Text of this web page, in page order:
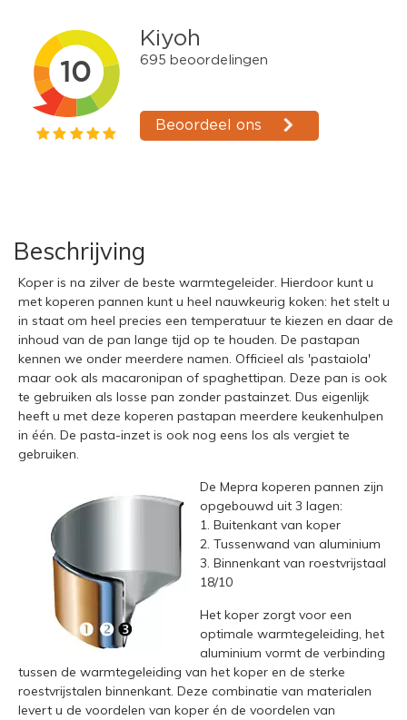
Beschrijving
Koper is na zilver de beste warmtegeleider. Hierdoor kunt u
met koperen pannen kunt u heel nauwkeurig koken: het stelt u
in staat om heel precies een temperatuur te kiezen en daar de
inhoud van de pan lange tijd op te houden. De pastapan
kennen we onder meerdere namen. Officieel als 'pastaiola'
maar ook als macaronipan of spaghettipan. Deze pan is ook
te gebruiken als losse pan zonder pastainzet. Dus eigenlijk
heeft u met deze koperen pastapan meerdere keukenhulpen
in één. De pasta-inzet is ook nog eens los als vergiet te
gebruiken.
De Mepra koperen pannen zijn
opgebouwd uit 3 lagen:
1. Buitenkant van koper
2. Tussenwand van aluminium
3. Binnenkant van roestvrijstaal
18/10
Het koper zorgt voor een
optimale warmtegeleiding, het
aluminium vormt de verbinding
tussen de warmtegeleiding van het koper en de sterke
roestvrijstalen binnenkant. Deze combinatie van materialen
levert u de voordelen van koper én de voordelen van